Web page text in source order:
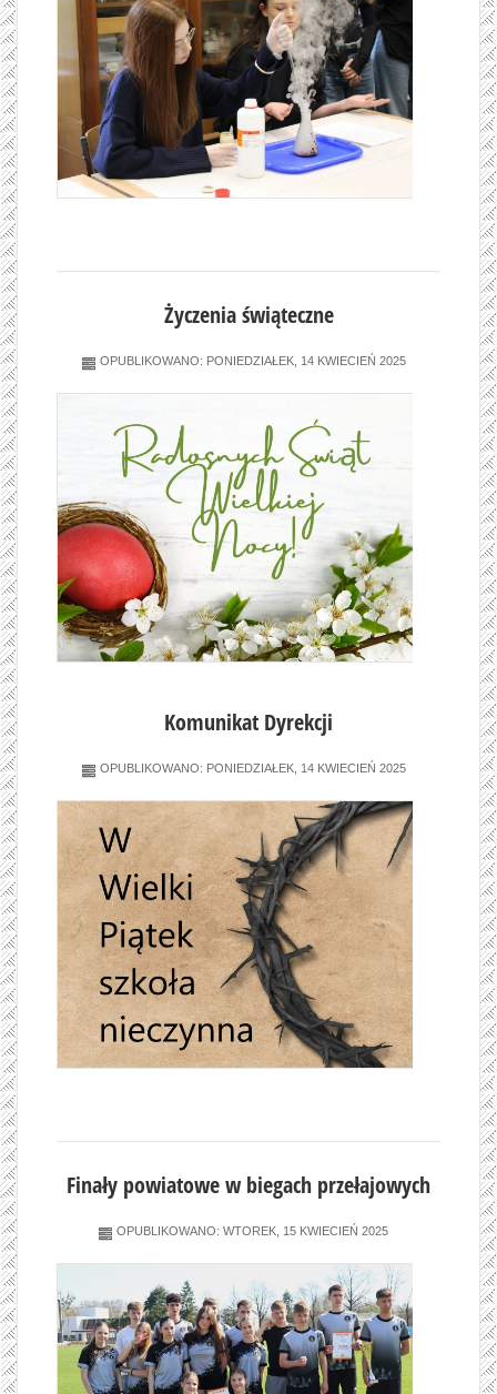
Życzenia świąteczne
OPUBLIKOWANO: PONIEDZIAŁEK, 14 KWIECIEŃ 2025
Komunikat Dyrekcji
OPUBLIKOWANO: PONIEDZIAŁEK, 14 KWIECIEŃ 2025
Finały powiatowe w biegach przełajowych
OPUBLIKOWANO: WTOREK, 15 KWIECIEŃ 2025